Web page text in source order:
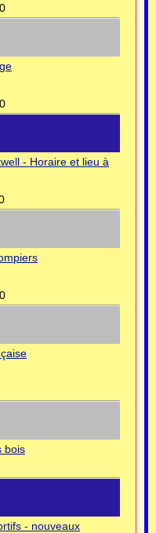
- Horaire et lieu à
bois
- nouveaux